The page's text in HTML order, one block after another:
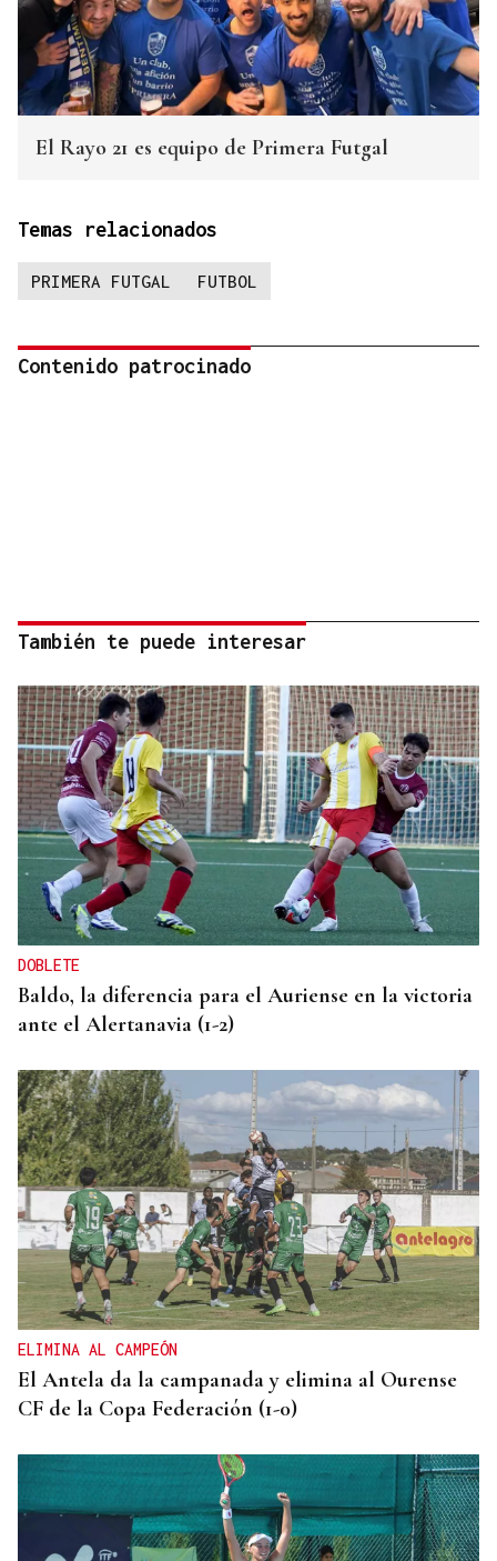
El Rayo 21 es equipo de Primera Futgal
Temas relacionados
PRIMERA FUTGAL FUTBOL
Contenido patrocinado
También te puede interesar
DOBLETE
Baldo, la diferencia para el Auriense en la victoria
ante el Alertanavia (1-2)
ELIMINA AL CAMPEÓN
El Antela da la campanada y elimina al Ourense
CF de la Copa Federación (1-0)